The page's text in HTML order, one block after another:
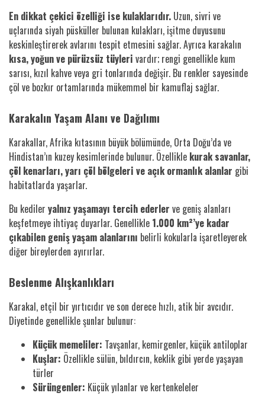
En dikkat çekici özelliği ise kulaklarıdır. Uzun, sivri ve
uçlarında siyah püsküller bulunan kulakları, işitme duyusunu
keskinleştirerek avlarını tespit etmesini sağlar. Ayrıca karakalın
kısa, yoğun ve pürüzsüz tüyleri vardır; rengi genellikle kum
sarısı, kızıl kahve veya gri tonlarında değişir. Bu renkler sayesinde
çöl ve bozkır ortamlarında mükemmel bir kamuflaj sağlar.
Karakalın Yaşam Alanı ve Dağılımı
Karakallar, Afrika kıtasının büyük bölümünde, Orta Doğu’da ve
Hindistan’ın kuzey kesimlerinde bulunur. Özellikle kurak savanlar,
çöl kenarları, yarı çöl bölgeleri ve açık ormanlık alanlar gibi
habitatlarda yaşarlar.
Bu kediler yalnız yaşamayı tercih ederler ve geniş alanları
keşfetmeye ihtiyaç duyarlar. Genellikle 1.000 km²’ye kadar
çıkabilen geniş yaşam alanlarını belirli kokularla işaretleyerek
diğer bireylerden ayırırlar.
Beslenme Alışkanlıkları
Karakal, etçil bir yırtıcıdır ve son derece hızlı, atik bir avcıdır.
Diyetinde genellikle şunlar bulunur:
Küçük memeliler: Tavşanlar, kemirgenler, küçük antiloplar
Kuşlar: Özellikle sülün, bıldırcın, keklik gibi yerde yaşayan
türler
Sürüngenler: Küçük yılanlar ve kertenkeleler